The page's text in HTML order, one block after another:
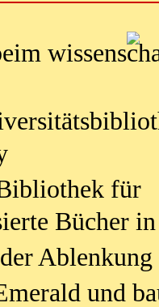
für
Bücher
Ablenkung
und